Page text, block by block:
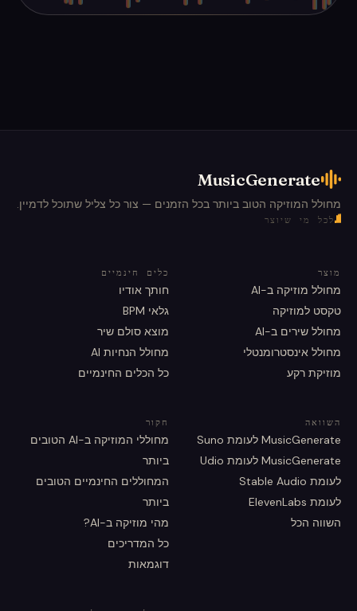
MusicGenerate
מחולל המוזיקה הטוב ביותר בכל הזמנים — צור כל צליל שתוכל לדמיין.
לכל מי שיוצר
מוצר
מחולל מוזיקה ב-AI
טקסט למוזיקה
מחולל שירים ב-AI
מחולל אינסטרומנטלי
מוזיקת רקע
כלים חינמיים
חותך אודיו
גלאי BPM
מוצא סולם שיר
מחולל הנחיות AI
כל הכלים החינמיים
השוואה
MusicGenerate לעומת Suno
MusicGenerate לעומת Udio
לעומת Stable Audio
לעומת ElevenLabs
השווה הכל
חקור
מחוללי המוזיקה ב-AI הטובים
ביותר
המחוללים החינמיים הטובים
ביותר
מהי מוזיקה ב-AI?
כל המדריכים
דוגמאות